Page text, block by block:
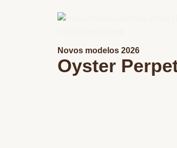
Novos modelos 2026
Oyster